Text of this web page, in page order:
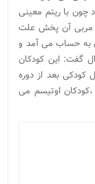
چون با ریتم معینی
مربی آن پخش علت
به حساب می آمد و
گفت: این کودکان
کودکی بعد از دوره
اوتیسم می